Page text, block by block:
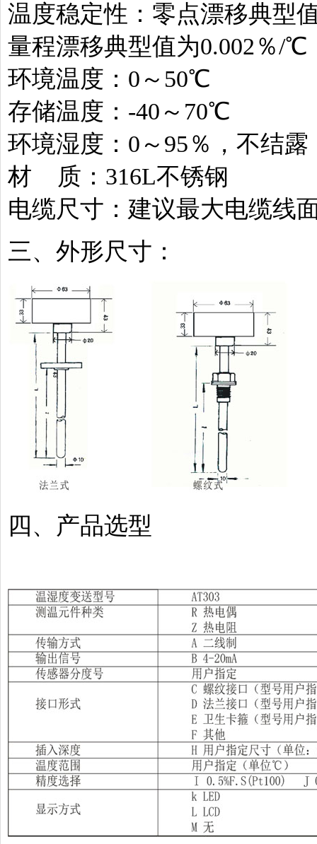
温度稳定性：零点漂移典型
量程漂移典型值为0.002％/℃
环境温度：0～50℃
存储温度：-40～70℃
环境湿度：0～95％，不结露
材 质：316L不锈钢
电缆尺寸：建议最大电缆线
三、外形尺寸：
四、产品选型